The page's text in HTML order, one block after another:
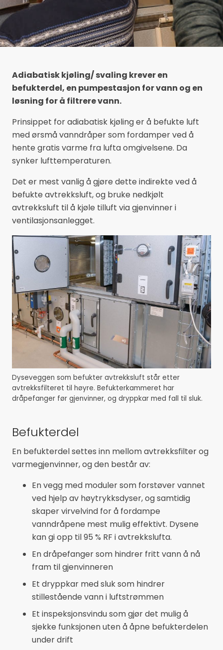
Adiabatisk kjøling/ svaling krever en
befukterdel, en pumpestasjon for vann og en
løsning for å filtrere vann.
Prinsippet for adiabatisk kjøling er å befukte luft
med ørsmå vanndråper som fordamper ved å
hente gratis varme fra lufta omgivelsene. Da
synker lufttemperaturen.
Det er mest vanlig å gjøre dette indirekte ved å
befukte avtrekksluft, og bruke nedkjølt
avtrekksluft til å kjøle tilluft via gjenvinner i
ventilasjonsanlegget.
Dyseveggen som befukter avtrekksluft står etter
avtrekksfilteret til høyre. Befukterkammeret har
dråpefanger før gjenvinner, og dryppkar med fall til sluk.
Befukterdel
En befukterdel settes inn mellom avtrekksfilter og
varmegjenvinner, og den består av:
En vegg med moduler som forstøver vannet
ved hjelp av høytrykksdyser, og samtidig
skaper virvelvind for å fordampe
vanndråpene mest mulig effektivt. Dysene
kan gi opp til 95 % RF i avtrekkslufta.
En dråpefanger som hindrer fritt vann å nå
fram til gjenvinneren
Et dryppkar med sluk som hindrer
stillestående vann i luftstrømmen
Et inspeksjonsvindu som gjør det mulig å
sjekke funksjonen uten å åpne befukterdelen
under drift